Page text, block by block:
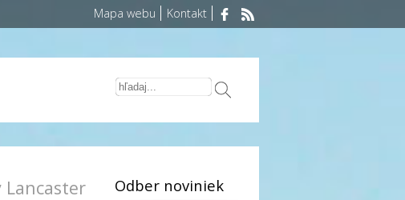
Mapa webu Kontakt
Lancaster Odber noviniek